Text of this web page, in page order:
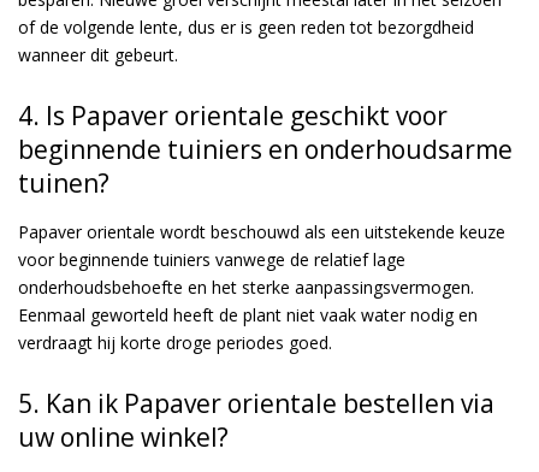
of de volgende lente, dus er is geen reden tot bezorgdheid
wanneer dit gebeurt.
4. Is Papaver orientale geschikt voor
beginnende tuiniers en onderhoudsarme
tuinen?
Papaver orientale wordt beschouwd als een uitstekende keuze
voor beginnende tuiniers vanwege de relatief lage
onderhoudsbehoefte en het sterke aanpassingsvermogen.
Eenmaal geworteld heeft de plant niet vaak water nodig en
verdraagt hij korte droge periodes goed.
5. Kan ik Papaver orientale bestellen via
uw online winkel?